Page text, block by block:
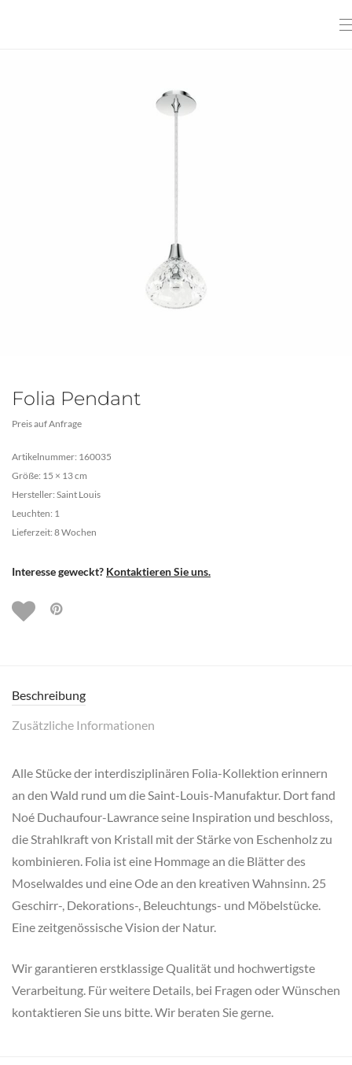
Folia Pendant
Preis auf Anfrage
Artikelnummer: 160035
Größe: 15 × 13 cm
Hersteller: Saint Louis
Leuchten: 1
Lieferzeit: 8 Wochen
Interesse geweckt? Kontaktieren Sie uns.
Beschreibung
Zusätzliche Informationen
Alle Stücke der interdisziplinären Folia-Kollektion erinnern
an den Wald rund um die Saint-Louis-Manufaktur. Dort fand
Noé Duchaufour-Lawrance seine Inspiration und beschloss,
die Strahlkraft von Kristall mit der Stärke von Eschenholz zu
kombinieren. Folia ist eine Hommage an die Blätter des
Moselwaldes und eine Ode an den kreativen Wahnsinn. 25
Geschirr-, Dekorations-, Beleuchtungs- und Möbelstücke.
Eine zeitgenössische Vision der Natur.
Wir garantieren erstklassige Qualität und hochwertigste
Verarbeitung. Für weitere Details, bei Fragen oder Wünschen
kontaktieren Sie uns bitte. Wir beraten Sie gerne.